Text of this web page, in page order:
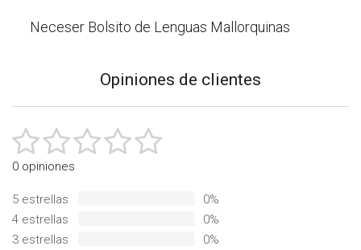
Neceser Bolsito de Lenguas Mallorquinas
Opiniones de clientes
0 opiniones
5 estrellas
0%
4 estrellas
0%
3 estrellas
0%